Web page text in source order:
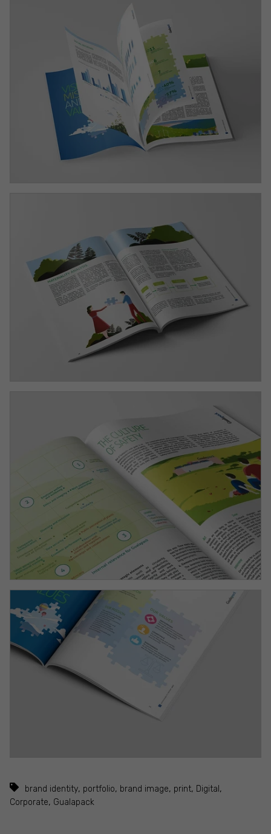
brand identity, portfolio, brand image, print, Digital ,
Corporate, Gualapack